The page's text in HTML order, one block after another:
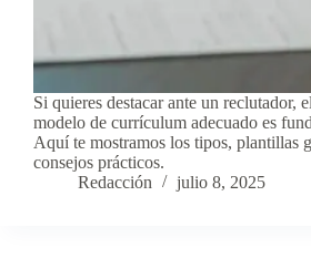
Si quieres destacar ante un reclutador,
modelo de currículum adecuado es
Aquí te mostramos los tipos, plantillas
consejos prácticos.
Redacción
julio 8, 2025